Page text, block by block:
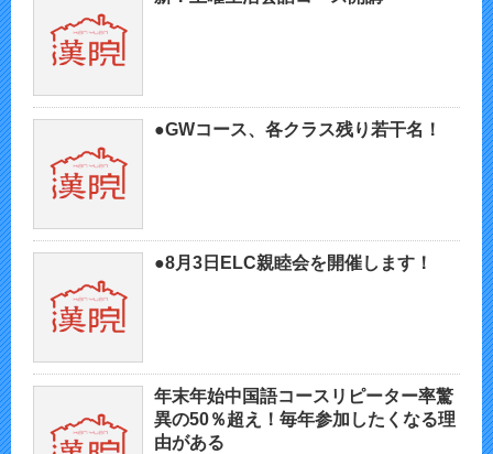
●GWコース、各クラス残り若干名！
●8月3日ELC親睦会を開催します！
年末年始中国語コースリピーター率驚
異の50％超え！毎年参加したくなる理
由がある